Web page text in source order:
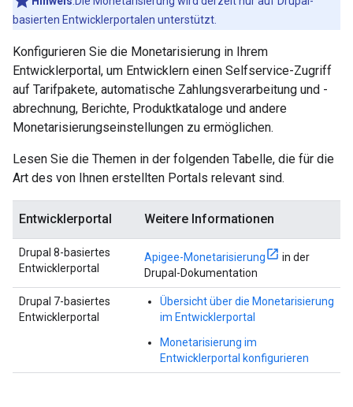
basierten Entwicklerportalen unterstützt.
Konfigurieren Sie die Monetarisierung in Ihrem
Entwicklerportal, um Entwicklern einen Selfservice-Zugriff
auf Tarifpakete, automatische Zahlungsverarbeitung und -
abrechnung, Berichte, Produktkataloge und andere
Monetarisierungseinstellungen zu ermöglichen.
Lesen Sie die Themen in der folgenden Tabelle, die für die
Art des von Ihnen erstellten Portals relevant sind.
Entwicklerportal Weitere Informationen
Drupal 8-basiertes
Entwicklerportal
Apigee-Monetarisierung
in der
Drupal-Dokumentation
Drupal 7-basiertes
Entwicklerportal
Übersicht über die Monetarisierung
im Entwicklerportal
Monetarisierung im
Entwicklerportal konfigurieren